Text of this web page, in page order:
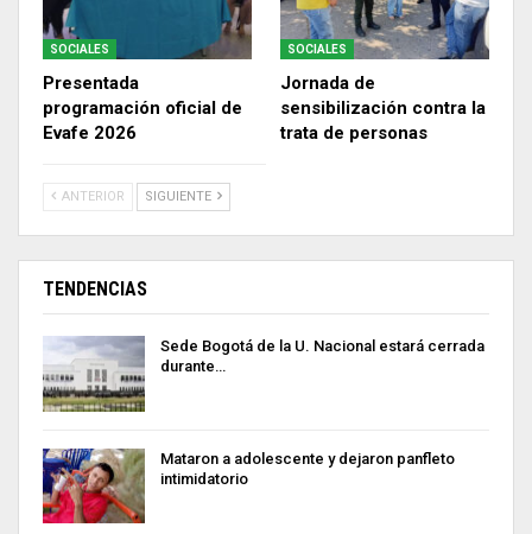
SOCIALES
Presentada
programación oficial de
Evafe 2026
SOCIALES
Jornada de
sensibilización contra la
trata de personas
ANTERIOR SIGUIENTE
TENDENCIAS
Sede Bogotá de la U. Nacional estará cerrada
durante…
Mataron a adolescente y dejaron panfleto
intimidatorio